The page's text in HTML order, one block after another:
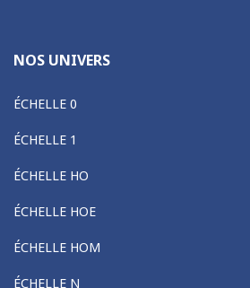
NOS UNIVERS
ÉCHELLE 0
ÉCHELLE 1
ÉCHELLE HO
ÉCHELLE HOE
ÉCHELLE HOM
ÉCHELLE N